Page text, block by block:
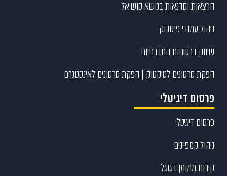
הרצאות וסדנאות בנושא סושיאל
ניהול עמודי פייסבוק
שיווק ברשתות החברתיות
הפקת סרטונים לטיקטוק | הפקת סרטונים לאינסטגרם
פרסום דיגיטלי
פרסום דיגיטלי
ניהול קמפיינים
קידום ממומן בגוגל